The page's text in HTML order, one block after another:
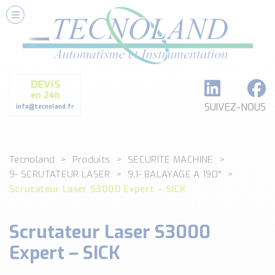
DEVIS
en 24h
info@tecnoland.fr SUIVEZ-NOUS
Nos Services
Conseils et Fourniture
Formation et Assistance
Architecture I-O Link multi fabricants
Classé par catégorie
DEBIT
DETECTION
SECURITE MACHINE
ENREGISTREUR + ACQUISITION DE DONNEES
Voir toutes les catégories …
Tecnoland Produits
SECURITE MACHINE
9- SCRUTATEUR LASER
9.1- BALAYAGE A 190°
Scrutateur Laser S3000 Expert – SICK
Scrutateur Laser S3000
Expert – SICK